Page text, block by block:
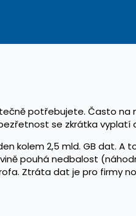
potřebujete. Často
se zkrátka
kolem 2,5 mld. GB dat. A
pouhá nedbalost
Ztráta dat je pro firmy